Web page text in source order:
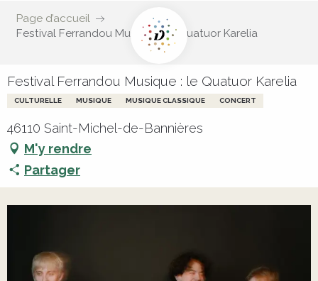
Page d’accueil
Festival Ferrandou Musique : le Quatuor Karelia
Festival Ferrandou Musique : le Quatuor Karelia
CULTURELLE MUSIQUE MUSIQUE CLASSIQUE CONCERT
46110 Saint-Michel-de-Bannières
M'y rendre
Partager